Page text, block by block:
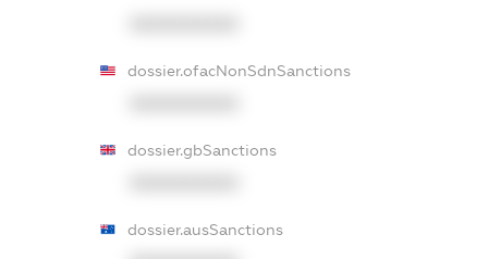
dossier.ofacNonSdnSanctions
dossier.gbSanctions
dossier.ausSanctions